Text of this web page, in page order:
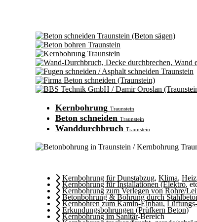
Kernbohrung Traunstein
Beton schneiden Traunstein
Wanddurchbruch Traunstein
Kernbohrung für Dunstabzug, Klima,
Kernbohrung für Installationen (Elektro,
Kernbohrung zum Verlegen von Rohre/
Betonbohrung & Bohrung durch
Kernbohren zum Kamin-Einbau,
Erkundungsbohrungen (Prüfkern Beton)
Kernbohrung im Sanitär-Bereich